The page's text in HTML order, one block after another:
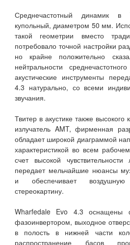
Среднечастотный динамик
купольный, диаметром 50 мм.
такой геометрии вместо
потребовало точной настройки
но крайне положительно
нейтральности
акустические инструменты
4.3 натурально, со всеми
звучания.
Твитер в акустике также высокого
излучатель AMT, фирменная
обладает широкой диаграммой
характеристикой во всем
счет высокой чувствительности
передает мельчайшие нюансы
и обеспечивает
стереокартину.
Wharfedale Evo 4.3 оснащены
фазоинвертором, выходное
в полость в нижней части
распространение басов